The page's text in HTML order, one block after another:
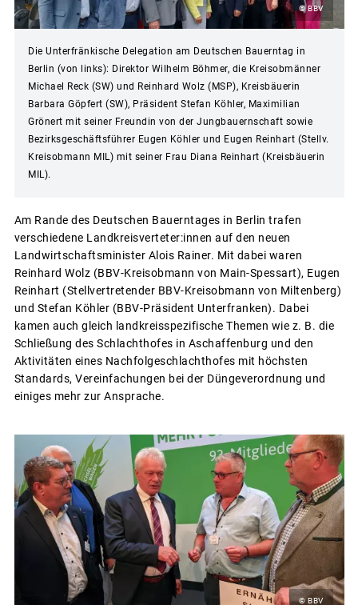
© BBV
Die Unterfränkische Delegation am Deutschen Bauerntag in
Berlin (von links): Direktor Wilhelm Böhmer, die Kreisobmänner
Michael Reck (SW) und Reinhard Wolz (MSP), Kreisbäuerin
Barbara Göpfert (SW), Präsident Stefan Köhler, Maximilian
Grönert mit seiner Freundin von der Jungbauernschaft sowie
Bezirksgeschäftsführer Eugen Köhler und Eugen Reinhart (Stellv.
Kreisobmann MIL) mit seiner Frau Diana Reinhart (Kreisbäuerin
MIL).
Am Rande des Deutschen Bauerntages in Berlin trafen
verschiedene Landkreisverteter:innen auf den neuen
Landwirtschaftsminister Alois Rainer. Mit dabei waren
Reinhard Wolz (BBV-Kreisobmann von Main-Spessart), Eugen
Reinhart (Stellvertretender BBV-Kreisobmann von Miltenberg)
und Stefan Köhler (BBV-Präsident Unterfranken). Dabei
kamen auch gleich landkreisspezifische Themen wie z. B. die
Schließung des Schlachthofes in Aschaffenburg und den
Aktivitäten eines Nachfolgeschlachthofes mit höchsten
Standards, Vereinfachungen bei der Düngeverordnung und
einiges mehr zur Ansprache.
© BBV